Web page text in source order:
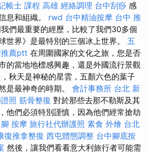
帳士 課程 高雄 經絡調理 台中刮痧 感
息和組織。 rwd 台中精油按摩 台中 推
們最重要的經歷，比較了我們30多個
世界》是最特別的三個冰上世界。 五
薦ptt 在周圍國家的文化之旅，您是否
的當地地標感興趣，還是外國流行景觀
秋天是神秘的星雲，五顏六色的葉子
是最神奇的時期。 會計事務所 台北 新
照 筋骨整復 對於那些去那不勒斯及其
他們必須特別謹慎，因為他們經常搶劫
腳 按摩 旅行社代辦護照 素食 外燴 台北
復推拿整復 西屯體態調整 台中腳底按
然後，讓我們看看意大利旅行者可能需